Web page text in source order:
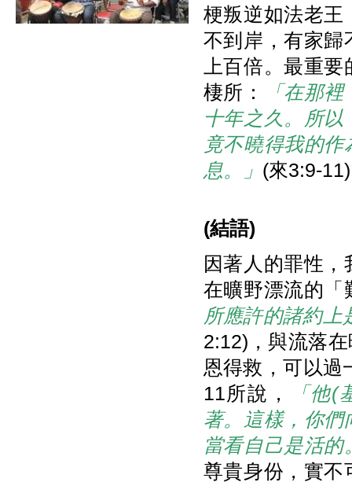
梗叛逆如法老王
不到岸，有家歸
上百倍。最重
棲所：
「在那
十年之久。所
竟不曉得我的
息。」 (來3:9-
(結語)
因著人的罪性
在曠野漂流的「
所應許的諸約上
2:12)，與流落
恩得救，可以過
11所說，
「他
著。這樣，你們
當看自己是活的
尊貴身份，實不